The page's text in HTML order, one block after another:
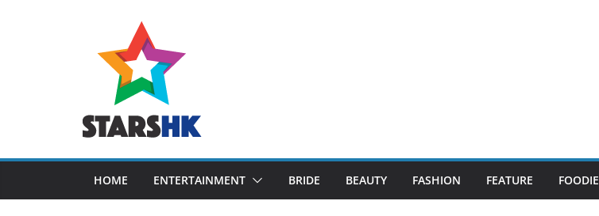
HOME ENTERTAINMENT BRIDE BEAUTY FASHION FEATURE FOODIE